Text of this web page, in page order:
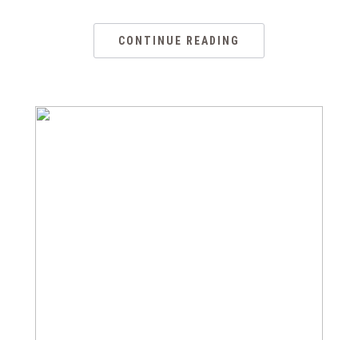
CONTINUE READING